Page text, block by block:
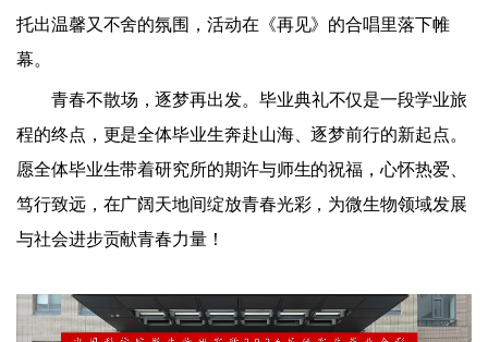
托出温馨又不舍的氛围，活动在《再见》的合唱里落下帷
幕。
青春不散场，逐梦再出发。毕业典礼不仅是一段学业旅
程的终点，更是全体毕业生奔赴山海、逐梦前行的新起点。
愿全体毕业生带着研究所的期许与师生的祝福，心怀热爱、
笃行致远，在广阔天地间绽放青春光彩，为微生物领域发展
与社会进步贡献青春力量！